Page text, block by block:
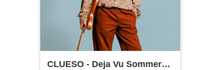
CLUESO - Deja Vu Sommer